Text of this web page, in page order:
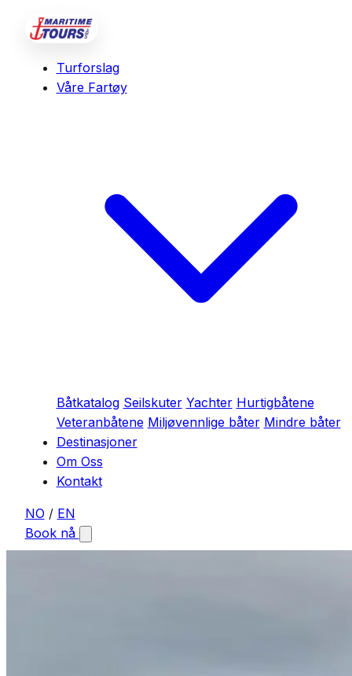
Turforslag
Våre Fartøy
Båtkatalog Seilskuter Yachter Hurtigbåtene
Veteranbåtene Miljøvennlige båter Mindre båter
Destinasjoner
Om Oss
Kontakt
NO / EN
Book nå